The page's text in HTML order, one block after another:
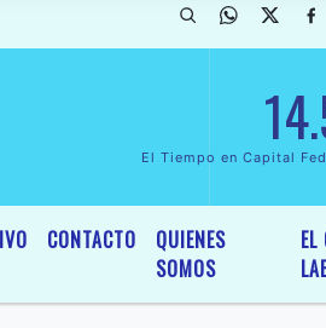
InterÃ©s General y Legislativo, por
El Tiempo en Capital
CONTACTO
QUIENES
SOMOS
EL